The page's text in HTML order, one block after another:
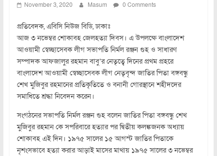
November 3, 2020 Masum 0 Comments
প্রতিবেদক, এবিসি নিউজ বিডি, ঢাকাঃ
আজ ৩ নভেম্বর শোকাবহ জেলহত্যা দিবস। এ উপলক্ষে বাংলাদেশ
আওয়ামী স্বেচ্ছাসেবক লীগ সভাপতি নির্মল রঞ্জন গুহ ও সাধারণ
সম্পাদক আফজালুর রহমান বাবু’র নেতৃত্বে দিনের প্রথম প্রহরে
বাংলাদেশ আওয়ামী স্বেচ্ছাসেবক লীগ নেতৃবৃন্দ জাতির পিতা বঙ্গবন্ধু
শেখ মুজিবুর রহমানের প্রতিকৃতিতে ও বনানী গোরস্থানে শহীদদের
সমাধিতে শ্রদ্ধা নিবেদন করেন।
সংগঠনের সভাপতি নির্মল রঞ্জন গুহ বলেন জাতির পিতা বঙ্গবন্ধু শেখ
মুজিবুর রহমান কে সপরিবারে হত্যার পর দ্বিতীয় কলঙ্কজনক অধ্যায়
শোকাবহ এই দিন। ১৯৭৫ সালের ১৫ আগস্ট জাতির পিতাকে
নৃশংসভাবে হত্যা করার আড়াই মাসের মাথায় ১৯৭৫ সালের ৩ নভেম্বর